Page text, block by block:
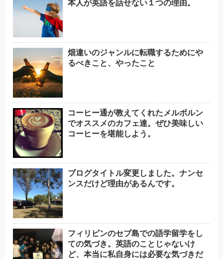
本人が英語を話せない１つの理由。
畑違いのジャンルに転職するためにや
るべきこと、やったこと
コーヒー通が教えてくれたメルボルン
でオススメのカフェ達。ぜひ美味しい
コーヒーを堪能しよう。
ブログタイトル変更しました。ナンセ
ンスだけど理由があるんです。
フィリピンのセブ島での語学留学をし
ての気づき。英語のことじゃないけ
ど、本当に私自身には必要な気づきだ